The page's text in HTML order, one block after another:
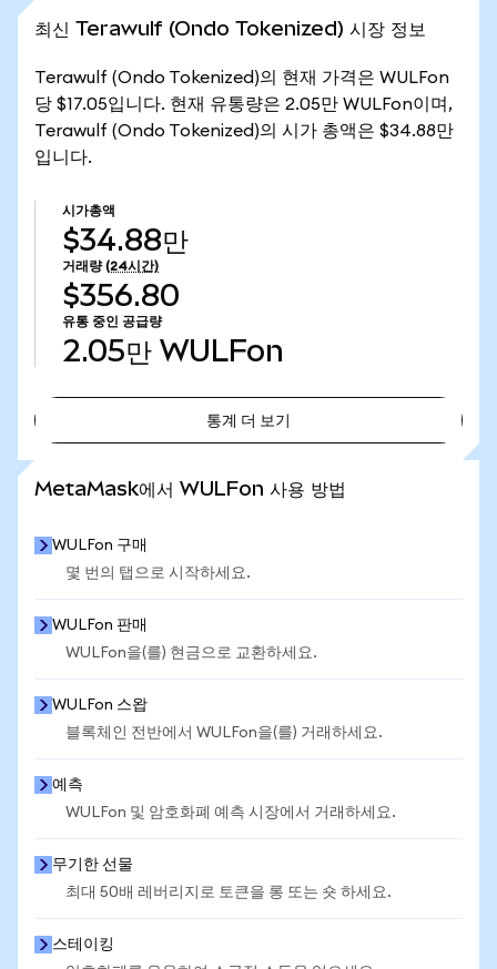
최신 Terawulf (Ondo Tokenized) 시장 정보
Terawulf (Ondo Tokenized)의 현재 가격은 WULFon
당 $17.05입니다. 현재 유통량은 2.05만 WULFon이며,
Terawulf (Ondo Tokenized)의 시가 총액은 $34.88만
입니다.
시가총액
$34.88만
거래량 (24시간)
$356.80
유통 중인 공급량
2.05만 WULFon
통계 더 보기
MetaMask에서 WULFon 사용 방법
WULFon 구매
몇 번의 탭으로 시작하세요.
WULFon 판매
WULFon을(를) 현금으로 교환하세요.
WULFon 스왑
블록체인 전반에서 WULFon을(를) 거래하세요.
예측
WULFon 및 암호화폐 예측 시장에서 거래하세요.
무기한 선물
최대 50배 레버리지로 토큰을 롱 또는 숏 하세요.
스테이킹